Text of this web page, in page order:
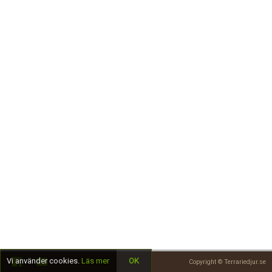
Copyright © Terrariedjur.se
Vi använder cookies. Läs mer OK